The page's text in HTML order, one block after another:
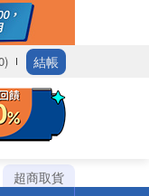
結帳
超商取貨